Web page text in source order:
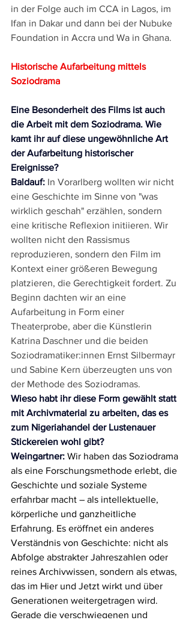
in der Folge auch im CCA in Lagos, im
Ifan in Dakar und dann bei der Nubuke
Foundation in Accra und Wa in Ghana.
Historische Aufarbeitung mittels
Soziodrama
Eine Besonderheit des Films ist auch
die Arbeit mit dem Soziodrama. Wie
kamt ihr auf diese ungewöhnliche Art
der Aufarbeitung historischer
Ereignisse?
Baldauf: In Vorarlberg wollten wir nicht
eine Geschichte im Sinne von "was
wirklich geschah" erzählen, sondern
eine kritische Reflexion initiieren. Wir
wollten nicht den Rassismus
reproduzieren, sondern den Film im
Kontext einer größeren Bewegung
platzieren, die Gerechtigkeit fordert. Zu
Beginn dachten wir an eine
Aufarbeitung in Form einer
Theaterprobe, aber die Künstlerin
Katrina Daschner und die beiden
Soziodramatiker:innen Ernst Silbermayr
und Sabine Kern überzeugten uns von
der Methode des Soziodramas.
Wieso habt ihr diese Form gewählt statt
mit Archivmaterial zu arbeiten, das es
zum Nigeriahandel der Lustenauer
Stickereien wohl gibt?
Weingartner: Wir haben das Soziodrama
als eine Forschungsmethode erlebt, die
Geschichte und soziale Systeme
erfahrbar macht – als intellektuelle,
körperliche und ganzheitliche
Erfahrung. Es eröffnet ein anderes
Verständnis von Geschichte: nicht als
Abfolge abstrakter Jahreszahlen oder
reines Archivwissen, sondern als etwas,
das im Hier und Jetzt wirkt und über
Generationen weitergetragen wird.
Gerade die verschwiegenen und